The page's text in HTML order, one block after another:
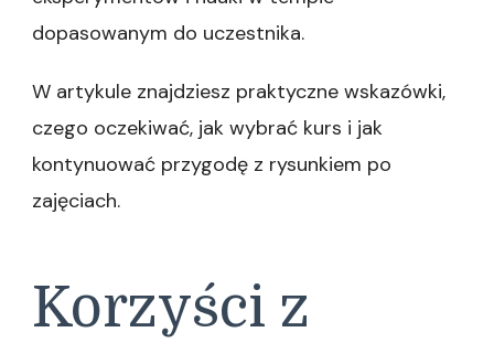
dopasowanym do uczestnika.
W artykule znajdziesz praktyczne wskazówki,
czego oczekiwać, jak wybrać kurs i jak
kontynuować przygodę z rysunkiem po
zajęciach.
Korzyści z